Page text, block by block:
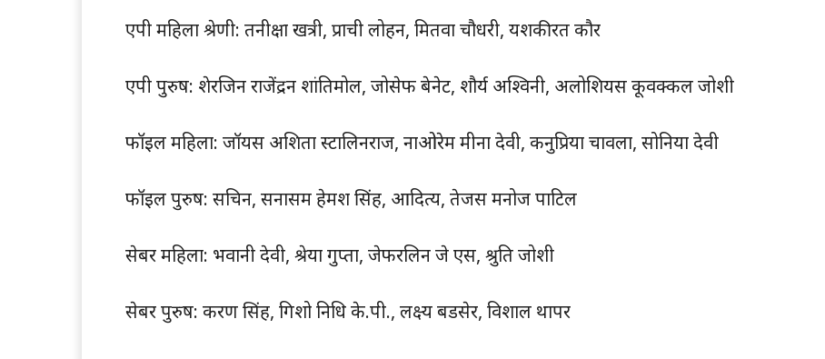
एपी महिला श्रेणी: तनीक्षा खत्री, प्राची लोहन, मितवा चौधरी, यशकीरत कौर
एपी पुरुष: शेरजिन राजेंद्रन शांतिमोल, जोसेफ बेनेट, शौर्य अश्विनी, अलोशियस कूवक्कल जोशी
फॉइल महिला: जॉयस अशिता स्टालिनराज, नाओरेम मीना देवी, कनुप्रिया चावला, सोनिया देवी
फॉइल पुरुष: सचिन, सनासम हेमश सिंह, आदित्य, तेजस मनोज पाटिल
सेबर महिला: भवानी देवी, श्रेया गुप्ता, जेफरलिन जे एस, श्रुति जोशी
सेबर पुरुष: करण सिंह, गिशो निधि के.पी., लक्ष्य बडसेर, विशाल थापर